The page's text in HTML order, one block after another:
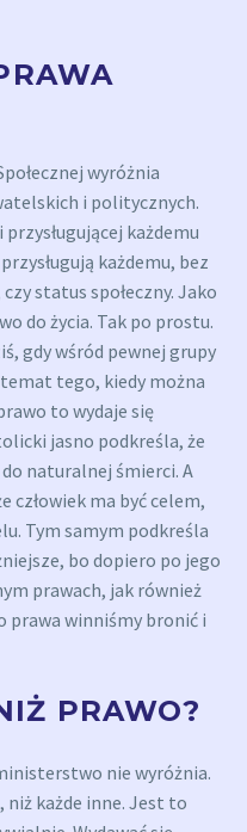
wyróżnia
i politycznych.
każdemu
każdemu, bez
status społeczny. Jako
do życia. Tak po prostu.
gdy wśród pewnej grupy
temat tego, kiedy można
to wydaje się
jasno podkreśla, że
naturalnej śmierci. A
człowiek ma być celem,
Tym samym podkreśla
bo dopiero po jego
prawach, jak również
prawa winniśmy bronić i
PRAWO?
nie wyróżnia.
każde inne. Jest to